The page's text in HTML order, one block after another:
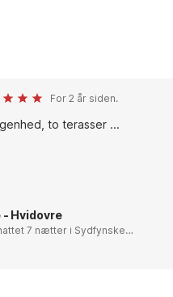
For 2 år siden.
to terasser ...
- Hvidovre
7 nætter i Sydfynske